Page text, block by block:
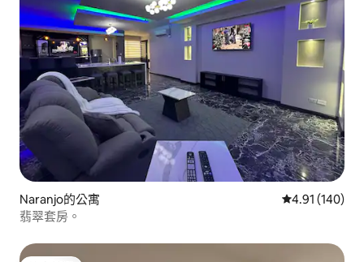
Naranjo的公寓 從 140 則評價
4.91 (140)
翡翠套房。